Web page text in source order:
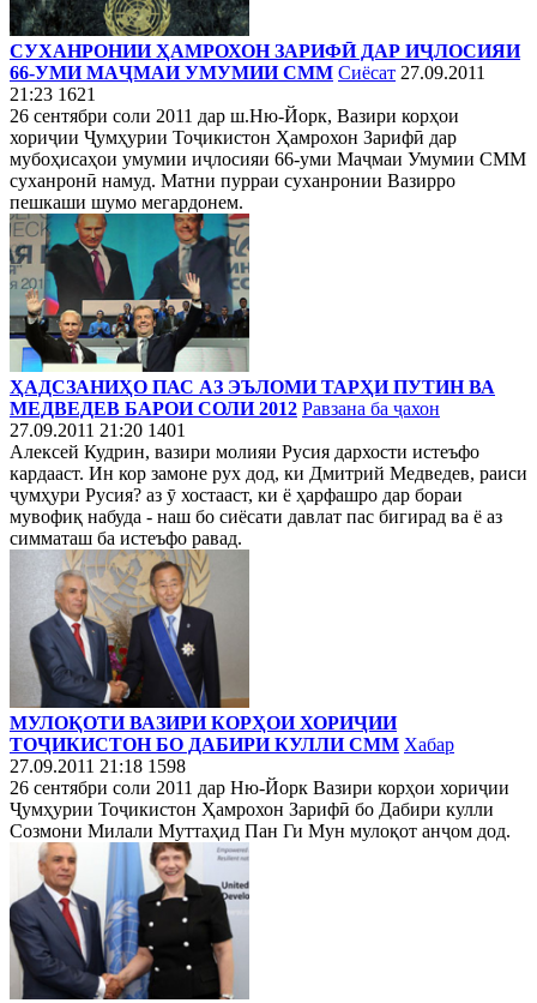
СУХАНРОНИИ ҲАМРОХОН ЗАРИФӢ ДАР ИҶЛОСИЯИ
66-УМИ МАҶМАИ УМУМИИ СММ Сиёсат 27.09.2011
21:23 1621
26 сентябри соли 2011 дар ш.Ню-Йорк, Вазири корҳои
хориҷии Ҷумҳурии Тоҷикистон Ҳамрохон Зарифӣ дар
мубоҳисаҳои умумии иҷлосияи 66-уми Маҷмаи Умумии СММ
суханронӣ намуд. Матни пурраи суханронии Вазирро
пешкаши шумо мегардонем.
ҲАДСЗАНИҲО ПАС АЗ ЭЪЛОМИ ТАРҲИ ПУТИН ВА
МЕДВЕДЕВ БАРОИ СОЛИ 2012 Равзана ба ҷахон
27.09.2011 21:20 1401
Алексей Кудрин, вазири молияи Русия дархости истеъфо
кардааст. Ин кор замоне рух дод, ки Дмитрий Медведев, раиси
ҷумҳури Русия? аз ӯ хостааст, ки ё ҳарфашро дар бораи
мувофиқ набуда - наш бо сиёсати давлат пас бигирад ва ё аз
симматаш ба истеъфо равад.
МУЛОҚОТИ ВАЗИРИ КОРҲОИ ХОРИҶИИ
ТОҶИКИСТОН БО ДАБИРИ КУЛЛИ СММ Хабар
27.09.2011 21:18 1598
26 сентябри соли 2011 дар Ню-Йорк Вазири корҳои хориҷии
Ҷумҳурии Тоҷикистон Ҳамрохон Зарифӣ бо Дабири кулли
Созмони Милали Муттаҳид Пан Ги Мун мулоқот анҷом дод.